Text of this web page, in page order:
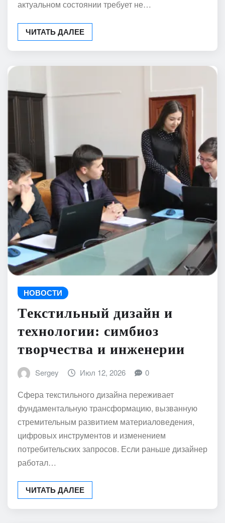
актуальном состоянии требует не…
ЧИТАТЬ ДАЛЕЕ
НОВОСТИ
Текстильный дизайн и
технологии: симбиоз
творчества и инженерии
Sergey Июл 12, 2026 0
Сфера текстильного дизайна переживает
фундаментальную трансформацию, вызванную
стремительным развитием материаловедения,
цифровых инструментов и изменением
потребительских запросов. Если раньше дизайнер
работал…
ЧИТАТЬ ДАЛЕЕ